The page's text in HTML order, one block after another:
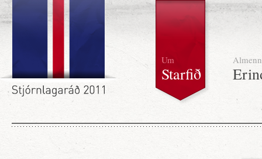
Um
Starfið
Almenn